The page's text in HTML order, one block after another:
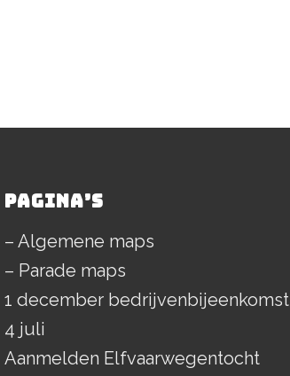
PAGINA’S
– Algemene maps
– Parade maps
1 december bedrijvenbijeenkomst
4 juli
Aanmelden Elfvaarwegentocht